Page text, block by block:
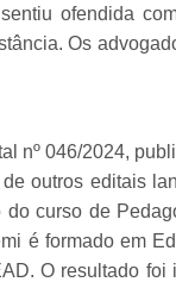
ofendida
Os
nº 046/2024,
outros editais
curso de
é formado em
O resultado